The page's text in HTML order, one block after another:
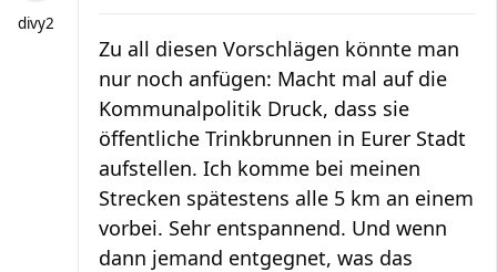
divy2
Zu all diesen Vorschlägen könnte man
nur noch anfügen: Macht mal auf die
Kommunalpolitik Druck, dass sie
öffentliche Trinkbrunnen in Eurer Stadt
aufstellen. Ich komme bei meinen
Strecken spätestens alle 5 km an einem
vorbei. Sehr entspannend. Und wenn
dann jemand entgegnet, was das